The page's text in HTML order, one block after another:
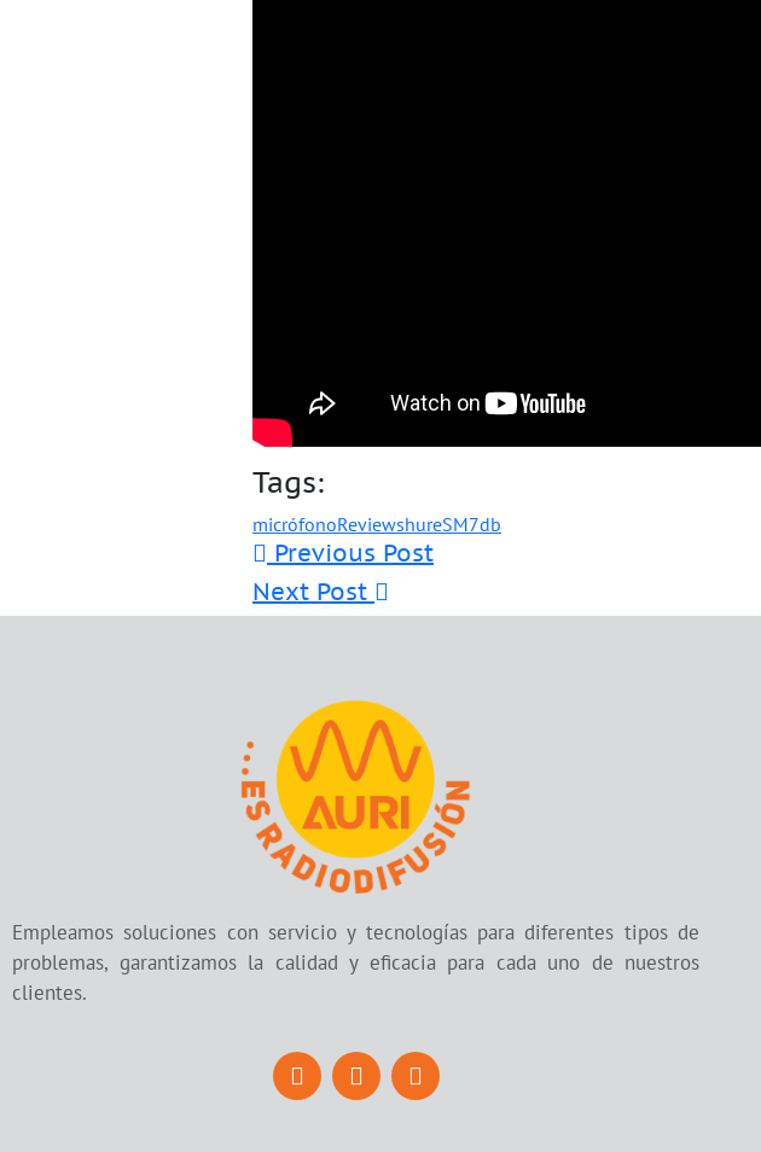
Tags:
micrófonoReviewshureSM7db
Previous Post
Next Post
Empleamos soluciones con servicio y tecnologías para diferentes tipos de
problemas, garantizamos la calidad y eficacia para cada uno de nuestros
clientes.